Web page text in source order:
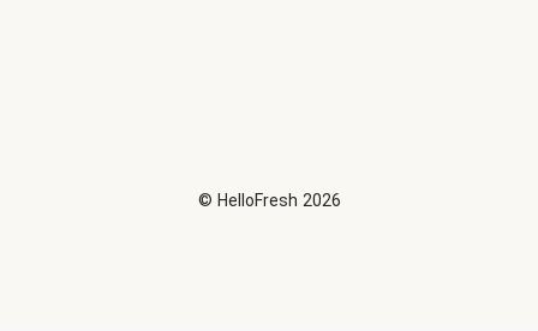
© HelloFresh 2026